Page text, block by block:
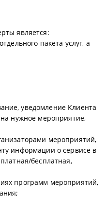
является:
пакета услуг, а
уведомление Клиента
нужное мероприятие,
мероприятий,
информации о сервисе в
бесплатная,
программ мероприятий,